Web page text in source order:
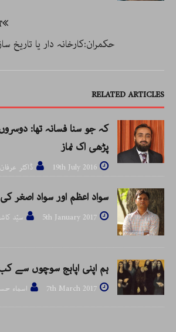
حکمران:کارخانہ دار یا تاریخ
RELATED ARTICLES
کہ جو سنا فسانہ تھا:
پڑھی اک نماز
19th July 2016 ڈاکٹر
سواد اعظم اور سواد اصغر
5th January 2017 سیّد
ہم اپنی اپاہج سوچوں سے
7th March 2017 اسماء